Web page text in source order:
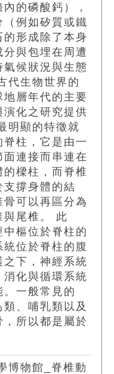
的磷酸鈣），
例如矽質或鐵
形成除了本身
與包埋在周遭
候狀況與生態
代生物世界的
層年代的主要
化之研究提供
明顯的特徵就
柱，它是由一
連接而串連在
樑柱，而脊椎
撐身體的結
可以再區分為
與尾椎。 此
樞位於脊柱的
位於脊柱的腹
下，神經系統
化與循環系統
一般常見的
、哺乳類以及
所以都是屬於
博物館_脊椎動